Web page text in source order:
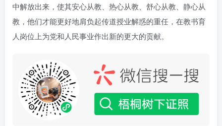
中解放出来，使其安心从教、热心从教、舒心从教、静心从
教，他们才能更好地肩负起传道授业解惑的重任，在教书育
人岗位上为党和人民事业作出新的更大的贡献。